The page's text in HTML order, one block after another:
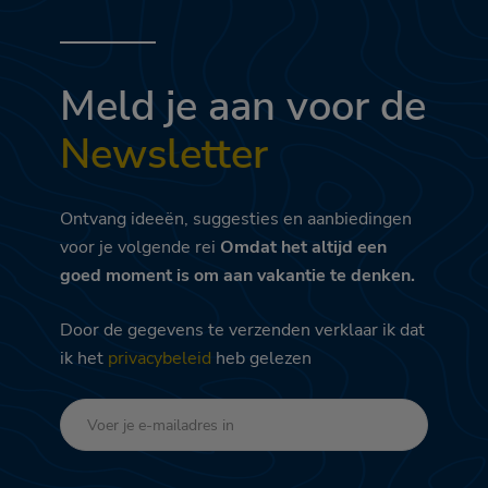
Meld je aan voor de
Newsletter
Ontvang ideeën, suggesties en aanbiedingen
voor je volgende rei Omdat het altijd een
goed moment is om aan vakantie te denken.
Door de gegevens te verzenden verklaar ik dat
ik het privacybeleid heb gelezen